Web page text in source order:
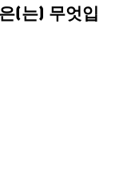
(는) 무엇입